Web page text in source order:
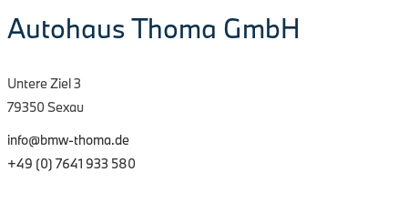
Autohaus Thoma GmbH
Untere Ziel 3
79350 Sexau
info@bmw-thoma.de
+49 (0) 7641 933 580